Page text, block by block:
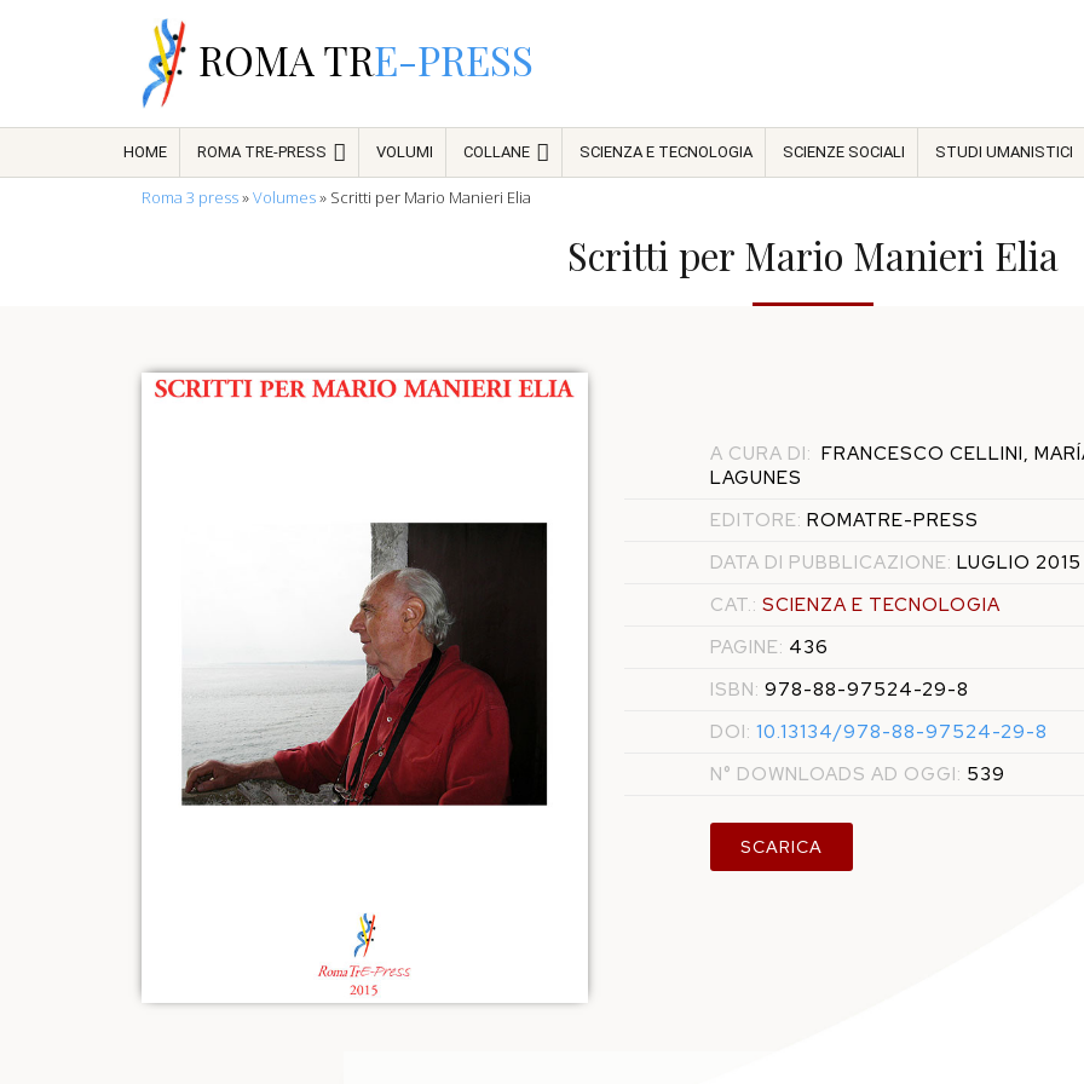
ROMA TRE-PRESS
HOME ROMA TRE-PRESS VOLUMI COLLANE SCIENZA E TECNOLOGIA SCIENZE SOCIALI STUDI UMANISTICI
Roma 3 press»Volumes» Scritti per Mario Manieri Elia
Scritti per Mario Manieri Elia
A CURA DI: FRANCESCO CELLINI,
LAGUNES
EDITORE: ROMATRE-PRESS
DATA DI PUBBLICAZIONE: LUGLIO 2015
CAT.: SCIENZA E TECNOLOGIA
PAGINE: 436
ISBN: 978-88-97524-29-8
DOI: 10.13134/978-88-97524-29-8
N° DOWNLOADS AD OGGI: 539
SCARICA